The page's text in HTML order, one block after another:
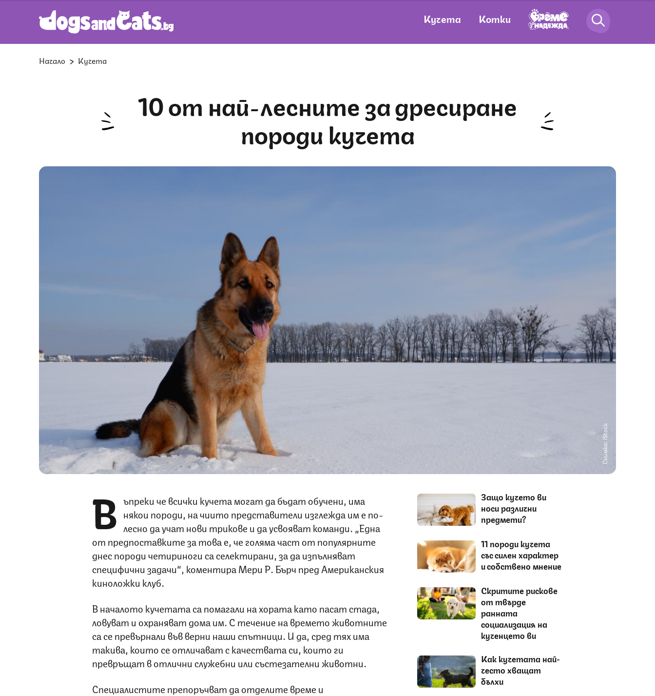
Кучета Котки
Начало Кучета
10 от най-лесните за дресиране
породи кучета
Снимка: iStock
В ъпреки че всички кучета могат да бъдат обучени, има
някои породи, на чиито представители изглежда им е по-
лесно да учат нови трикове и да усвояват команди. „Една
от предпоставките за това е, че голяма част от популярните
днес породи четириноги са селектирани, за да изпълняват
специфични задачи“, коментира Мери Р. Бърч пред Американския
киноложки клуб.
В началото кучетата са помагали на хората като пасат стада,
ловуват и охраняват дома им. С течение на времето животните
са се превърнали във верни наши спътници. И да, сред тях има
такива, които се отличават с качествата си, които ги
превръщат в отлични служебни или състезателни животни.
Специалистите препоръчват да отделите време и
Защо кучето ви
носи различни
предмети?
11 породи кучета
със силен характер
и собствено мнение
Скритите рискове
от твърде
ранната
социализация на
кученцето ви
Как кучетата най-
често хващат
бълхи